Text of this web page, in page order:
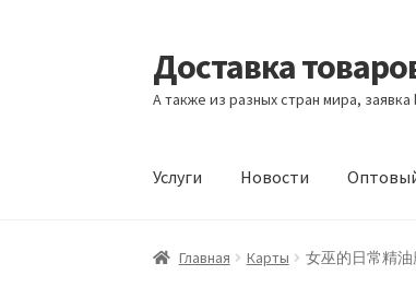
Перейти
к
навигации
Перейти
к
содержимому
Доставка
А также из разных стран мира,
Услуги Новости
Главная Контакты КорзинаМой
Главная Карты 女巫的日常精油